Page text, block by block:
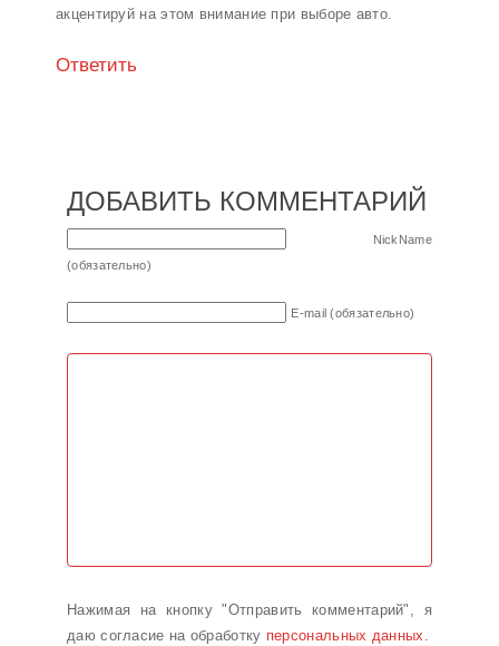
акцентируй на этом внимание при выборе авто.
Ответить
ДОБАВИТЬ КОММЕНТАРИЙ
NickName
(обязательно)
E-mail (обязательно)
Нажимая на кнопку "Отправить комментарий", я
даю согласие на обработку персональных данных .